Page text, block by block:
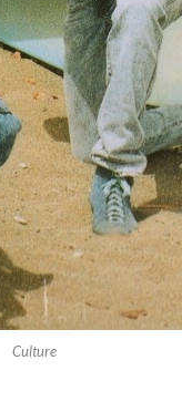
Culture